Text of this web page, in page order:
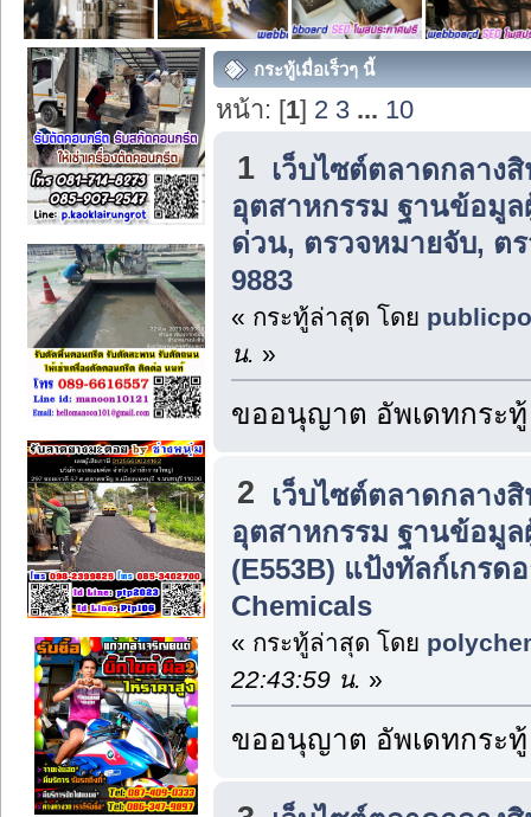
กระทู้เมื่อเร็วๆ นี้
หน้า: [1] 2 3 ... 10
1 เว็บไซต์ตลาดกลาง
อุตสาหกรรม ฐานข้อมูล
ด่วน, ตรวจหมายจับ, ต
9883
« กระทู้ล่าสุด โดย
น. »
ขออนุญาต อัพเดทกระทู้
2
เว็บไซต์ตลาดกลาง
อุตสาหกรรม ฐานข้อมูล
(E553B) แป้งทัลก์เกร
Chemicals
« กระทู้ล่าสุด โดย
22:43:59 น. »
ขออนุญาต อัพเดทกระทู้